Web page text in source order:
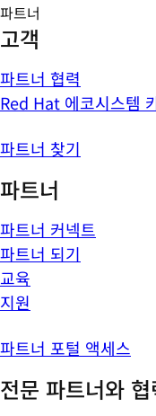
파트너
고객
파트너 협력
Red Hat 에코시스템
파트너 찾기
파트너
파트너 커넥트
파트너 되기
교육
지원
파트너 포털 액세스
전문 파트너와